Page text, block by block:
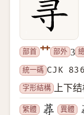
部首 艹 部外 3
統一碼 CJK
字形結構
上下
繁體 異體